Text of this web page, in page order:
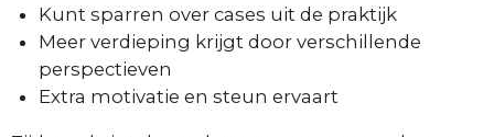
Kunt sparren over cases uit de praktijk
Meer verdieping krijgt door verschillende
perspectieven
Extra motivatie en steun ervaart